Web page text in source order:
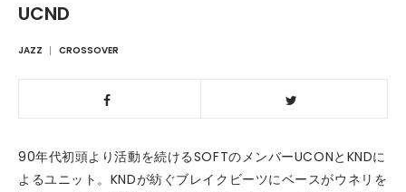
UCND
JAZZ CROSSOVER
90年代初頭より活動を続けるSOFTのメンバーUCONとKNDに
よるユニット。KNDが紡ぐブレイクビーツにベースがウネリを